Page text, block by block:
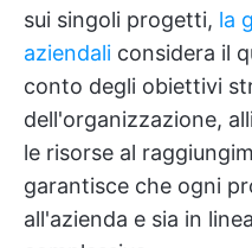
sui singoli progetti, la
aziendali considera il
conto degli obiettivi
dell'organizzazione,
le risorse al
garantisce che ogni
all'azienda e sia in